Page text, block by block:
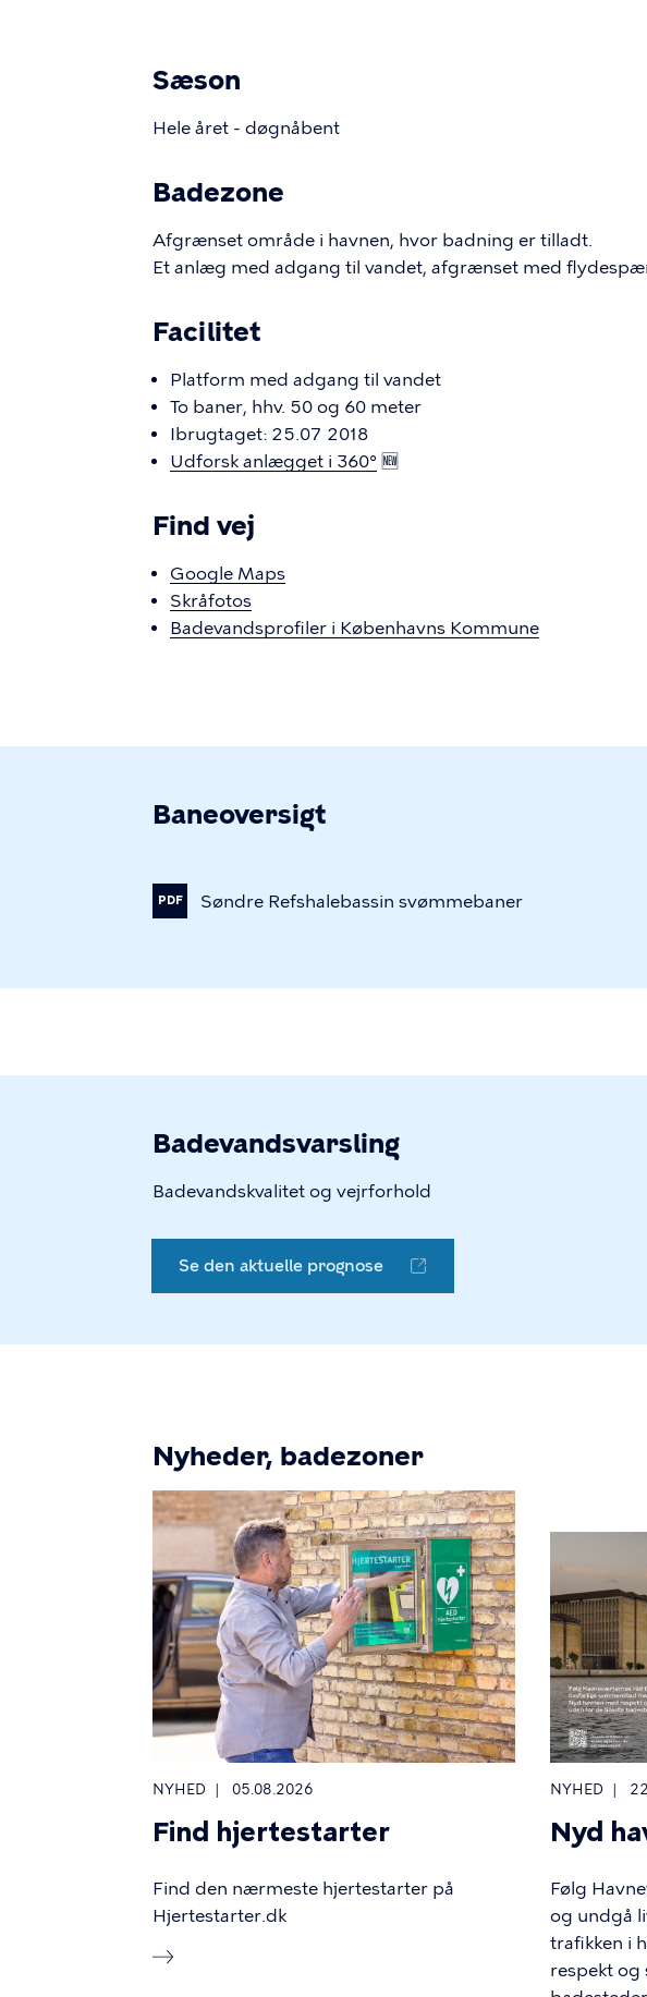
Sæson
Hele året - døgnåbent
Badezone
Afgrænset område i havnen, hvor badning er tilladt.
Et anlæg med adgang til vandet, afgrænset med
Facilitet
Platform med adgang til vandet
To baner, hhv. 50 og 60 meter
Ibrugtaget: 25.07 2018
Udforsk anlægget i 360° 🆕
Find vej
Google Maps
Skråfotos
Badevandsprofiler i Københavns Kommune
Baneoversigt
PDF Søndre Refshalebassin svømmebaner
Badevandsvarsling
Badevandskvalitet og vejrforhold
Se den aktuelle prognose
Nyheder, badezoner
NYHED 05.08.2026
Find hjertestarter
Find den nærmeste hjertestarter på
Hjertestarter.dk
NYHED
Nyd
Følg
og undgå
trafikken i
respekt